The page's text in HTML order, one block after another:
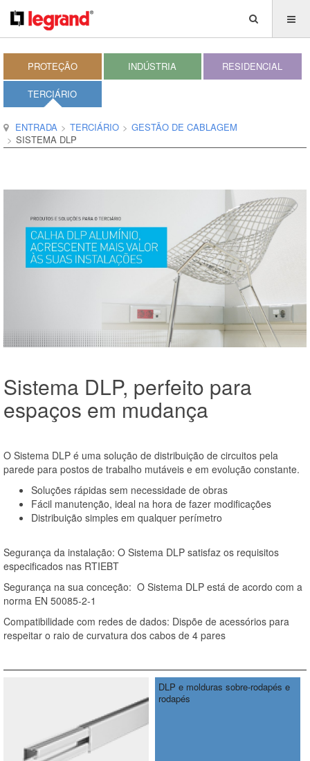
PROTEÇÃO INDÚSTRIA RESIDENCIAL
TERCIÁRIO
ENTRADA TERCIÁRIO
GESTÃO DE CABLAGEM
SISTEMA DLP
Sistema DLP, perfeito para
espaços em mudança
O Sistema DLP é uma solução de distribuição de circuitos pela
parede para postos de trabalho mutáveis e em evolução constante.
Soluções rápidas sem necessidade de obras
Fácil manutenção, ideal na hora de fazer modificações
Distribuição simples em qualquer perímetro
Segurança da instalação: O Sistema DLP satisfaz os requisitos
especificados nas RTIEBT
Segurança na sua conceção: O Sistema DLP está de acordo com a
norma EN 50085-2-1
Compatibilidade com redes de dados: Dispõe de acessórios para
respeitar o raio de curvatura dos cabos de 4 pares
DLP e molduras sobre-rodapés e
rodapés